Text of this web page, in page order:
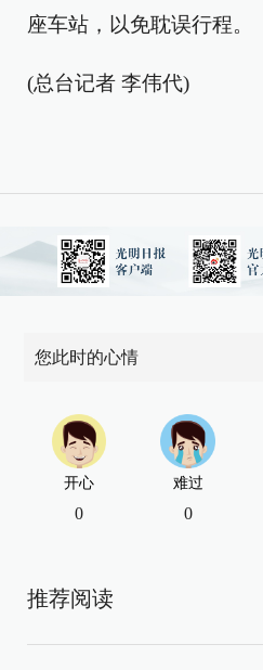
座车站，以免耽误行程。
(总台记者 李伟代)
您此时的心情
开心
0
难过
0
推荐阅读